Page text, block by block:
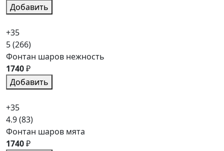
Добавить
+35
5(266)
Фонтан шаров нежность
1740₽
Добавить
+35
4.9(83)
Фонтан шаров мята
1740₽